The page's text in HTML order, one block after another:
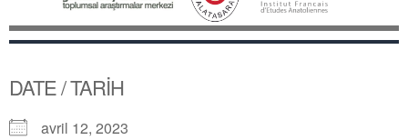
DATE / TARİH
avril 12, 2023